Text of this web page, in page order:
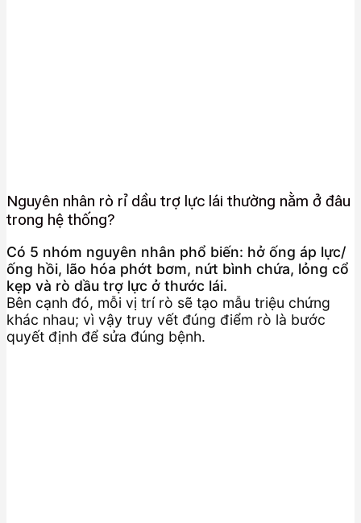
Nguyên nhân rò rỉ dầu trợ lực lái thường nằm ở đâu
trong hệ thống?
Có 5 nhóm nguyên nhân phổ biến: hở ống áp lực/
ống hồi, lão hóa phớt bơm, nứt bình chứa, lỏng cổ
kẹp và rò dầu trợ lực ở thước lái.
Bên cạnh đó, mỗi vị trí rò sẽ tạo mẫu triệu chứng
khác nhau; vì vậy truy vết đúng điểm rò là bước
quyết định để sửa đúng bệnh.